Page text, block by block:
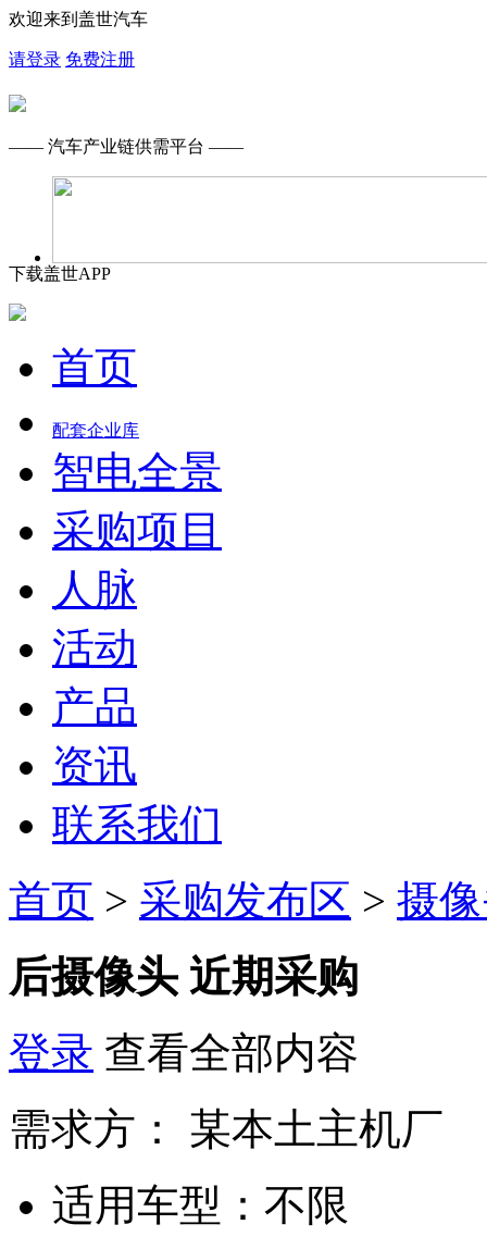
欢迎来到盖世汽车
请登录 免费注册
—— 汽车产业链供需平台 ——
下载盖世APP
首页
配套企业库
智电全景
采购项目
人脉
活动
产品
资讯
联系我们
首页 > 采购发布区 > 摄
后摄像头 近期采购
登录 查看全部内容
需求方：
某本土主机厂
适用车型： 不限